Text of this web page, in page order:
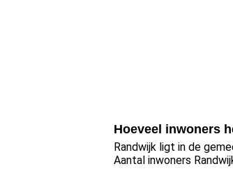
Hoeveel inwoners
Randwijk ligt in de
Aantal inwoners